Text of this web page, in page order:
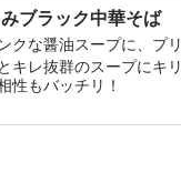
ブラック中華そば
クな醤油スープに、プ
キレ抜群のスープにキ
性もバッチリ！